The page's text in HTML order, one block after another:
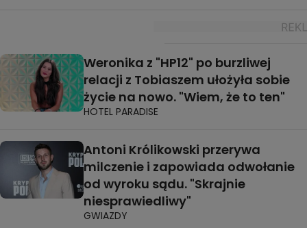
Weronika z "HP12" po burzliwej
relacji z Tobiaszem ułożyła sobie
życie na nowo. "Wiem, że to ten"
HOTEL PARADISE
Antoni Królikowski przerywa
milczenie i zapowiada odwołanie
od wyroku sądu. "Skrajnie
niesprawiedliwy"
GWIAZDY